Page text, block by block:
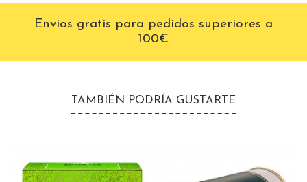
Envios gratis para pedidos superiores a
100€
TAMBIÉN PODRÍA GUSTARTE